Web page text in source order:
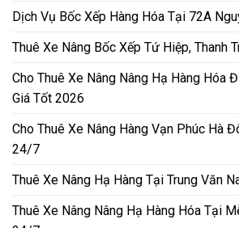
Dịch Vụ Bốc Xếp Hàng Hóa Tại 72A
Thuê Xe Nâng Bốc Xếp Tứ Hiệp, Thanh
Cho Thuê Xe Nâng Nâng Hạ Hàng Hóa
Giá Tốt 2026
Cho Thuê Xe Nâng Hàng Vạn Phúc Hà
24/7
Thuê Xe Nâng Hạ Hàng Tại Trung Văn
Thuê Xe Nâng Nâng Hạ Hàng Hóa Tại